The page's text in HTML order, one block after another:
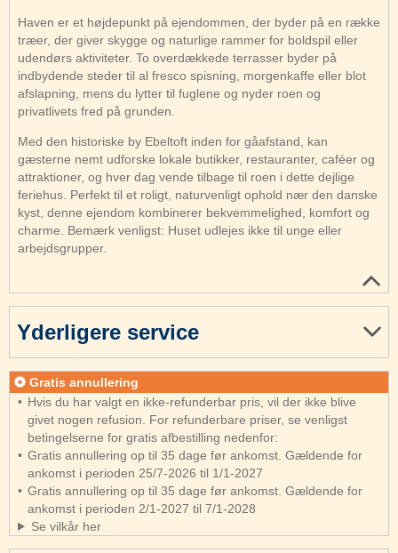
Haven er et højdepunkt på ejendommen, der byder på en række
træer, der giver skygge og naturlige rammer for boldspil eller
udendørs aktiviteter. To overdækkede terrasser byder på
indbydende steder til al fresco spisning, morgenkaffe eller blot
afslapning, mens du lytter til fuglene og nyder roen og
privatlivets fred på grunden.
Med den historiske by Ebeltoft inden for gåafstand, kan
gæsterne nemt udforske lokale butikker, restauranter, caféer og
attraktioner, og hver dag vende tilbage til roen i dette dejlige
feriehus. Perfekt til et roligt, naturvenligt ophold nær den danske
kyst, denne ejendom kombinerer bekvemmelighed, komfort og
charme. Bemærk venligst: Huset udlejes ikke til unge eller
arbejdsgrupper.
Yderligere service
Gratis annullering
Hvis du har valgt en ikke-refunderbar pris, vil der ikke blive
givet nogen refusion. For refunderbare priser, se venligst
betingelserne for gratis afbestilling nedenfor:
Gratis annullering op til 35 dage før ankomst. Gældende for
ankomst i perioden 25/7-2026 til 1/1-2027
Gratis annullering op til 35 dage før ankomst. Gældende for
ankomst i perioden 2/1-2027 til 7/1-2028
Se vilkår her